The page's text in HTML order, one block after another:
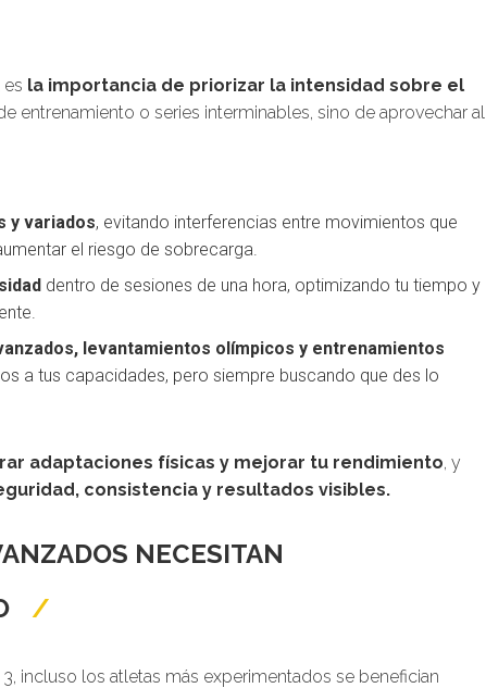
la importancia de priorizar la intensidad sobre el
entrenamiento o series interminables, sino de aprovechar al
y variados, evitando interferencias entre movimientos que
el riesgo de sobrecarga.
dentro de sesiones de una hora, optimizando tu tiempo y
levantamientos olímpicos y entrenamientos
a tus capacidades, pero siempre buscando que des lo
adaptaciones físicas y mejorar tu rendimiento, y
consistencia y resultados visibles.
NECESITAN
incluso los atletas más experimentados se benefician